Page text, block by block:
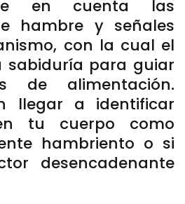
en cuenta las
hambre y señales
con la cual el
sabiduría para guiar
de alimentación.
llegar a identificar
tu cuerpo como
hambriento o si
desencadenante